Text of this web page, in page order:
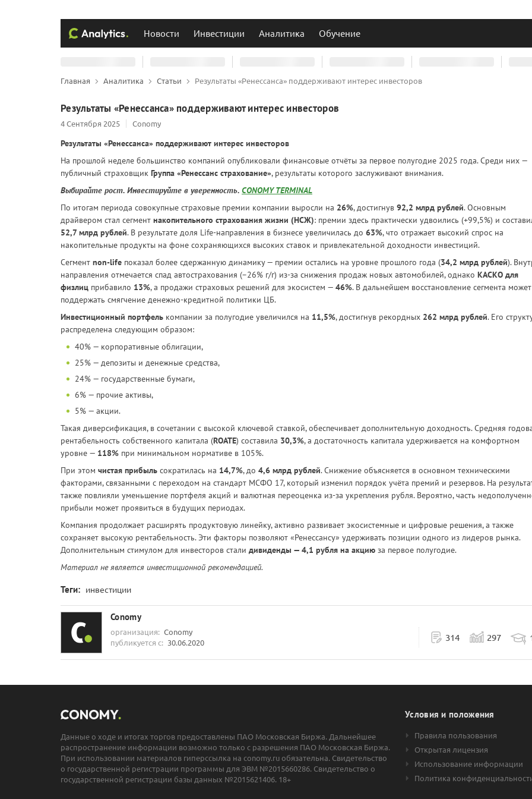
Новости Инвестиции Аналитика Обучение
Главная Аналитика Статьи Результаты «Ренессанса» поддерживают интерес инвесторов
Результаты «Ренессанса» поддерживают интерес инвесторов
4 Сентября 2025 Conomy
Результаты «Ренессанса» поддерживают интерес инвесторов
На прошлой неделе большинство компаний опубликовали финансовые отчёты за первое полугодие 2025 года. Среди них —
публичный страховщик Группа «Ренессанс страхование», результаты которого заслуживают внимания.
Выбирайте рост. Инвестируйте в уверенность. CONOMY TERMINAL
По итогам периода совокупные страховые премии компании выросли на 26%, достигнув 92,2 млрд рублей. Основным
драйвером стал сегмент накопительного страхования жизни (НСЖ): премии здесь практически удвоились (+99,5%) и
52,7 млрд рублей. В результате доля Life-направления в бизнесе увеличилась до 63%, что отражает высокий спрос на
накопительные продукты на фоне сохраняющихся высоких ставок и привлекательной доходности инвестиций.
Сегмент non-life показал более сдержанную динамику — премии остались на уровне прошлого года (34,2 млрд рублей).
направления отмечается спад автострахования (–26% г/г) из-за снижения продаж новых автомобилей, однако КАСКО для
физлиц прибавило 13%, а продажи страховых решений для экосистем — 46%. В дальнейшем восстановление сегмента может
поддержать смягчение денежно-кредитной политики ЦБ.
Инвестиционный портфель компании за полугодие увеличился на 11,5%, достигнув рекордных 262 млрд рублей. Его
распределена следующим образом:
40% — корпоративные облигации,
25% — депозиты и денежные средства,
24% — государственные бумаги,
6% — прочие активы,
5% — акции.
Такая диверсификация, в сочетании с высокой ключевой ставкой, обеспечивает дополнительную доходность. Средняя
рентабельность собственного капитала (ROATE) составила 30,3%, а достаточность капитала удерживается на комфортном
уровне — 118% при минимальном нормативе в 105%.
При этом чистая прибыль сократилась на 14,7%, до 4,6 млрд рублей. Снижение объясняется в основном техническими
факторами, связанными с переходом на стандарт МСФО 17, который изменил порядок учёта премий и резервов. На
также повлияли уменьшение портфеля акций и валютная переоценка из-за укрепления рубля. Вероятно, часть
прибыли может проявиться в будущих периодах.
Компания продолжает расширять продуктовую линейку, активно развивает экосистемные и цифровые решения, а также
сохраняет высокую рентабельность. Эти факторы позволяют «Ренессансу» удерживать позиции одного из лидеров рынка.
Дополнительным стимулом для инвесторов стали дивиденды — 4,1 рубля на акцию за первое полугодие.
Материал не является инвестиционной рекомендацией.
Теги: инвестиции
Conomy
организация: Conomy
публикуется с: 30.06.2020 314 297
Данные о ходе и итогах торгов предоставлены ПАО Московская Биржа. Дальнейшее
распространение информации возможно только с разрешения ПАО Московская Биржа.
При использовании материалов гиперссылка на conomy.ru обязательна. Свидетельство
о государственной регистрации программы для ЭВМ №2015660286. Свидетельство о
государственной регистрации базы данных №2015621406. 18+
Условия и положения
Правила пользования
Открытая лицензия
Использование информации
Политика